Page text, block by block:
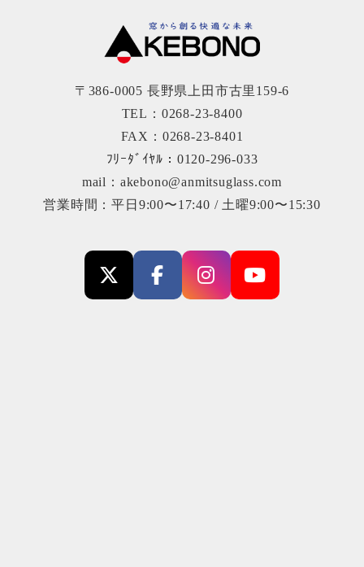
〒386-0005 長野県上田市古里159-6
TEL：0268-23-8400
FAX：0268-23-8401
ﾌﾘｰﾀﾞｲﾔﾙ：0120-296-033
mail：akebono@anmitsuglass.com
営業時間：平日9:00〜17:40 / 土曜9:00〜15:30